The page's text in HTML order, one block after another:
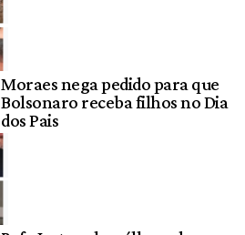
Moraes nega pedido para que
Bolsonaro receba filhos no Dia
dos Pais